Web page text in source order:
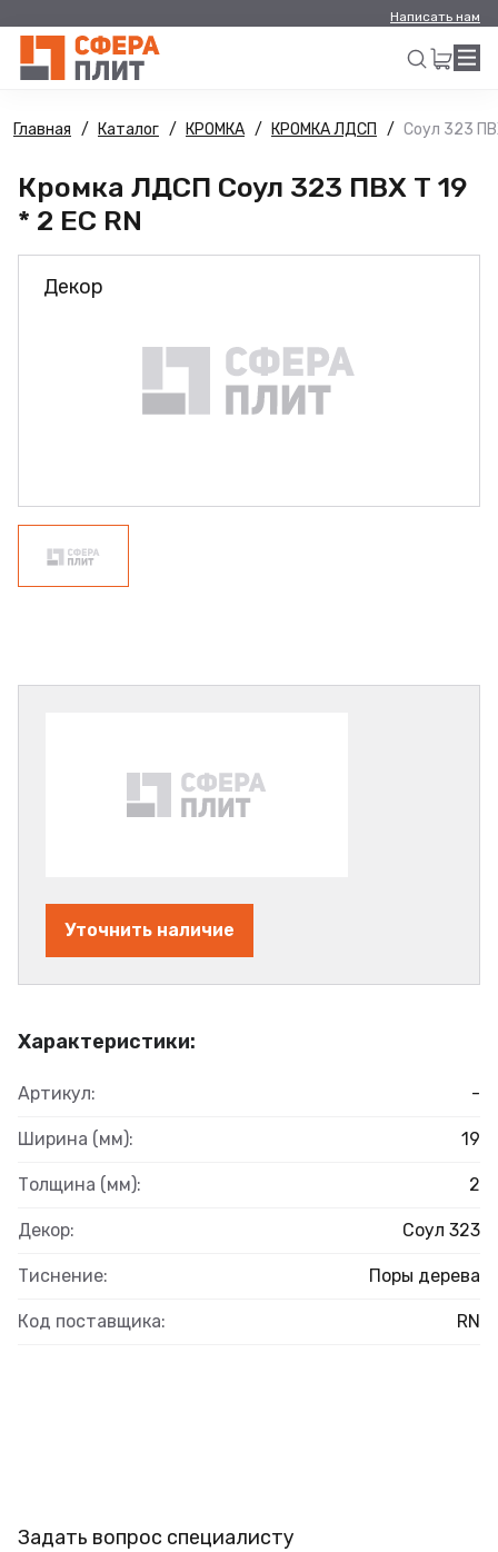
Написать нам
Искать
Главная Каталог КРОМКА КРОМКА ЛДСП Соул 323
Кромка ЛДСП Соул 323 ПВХ Т 19
* 2 ЕС RN
Декор
Характеристики:
Артикул: -
Ширина (мм): 19
Толщина (мм): 2
Декор: Соул 323
Тиснение: Поры дерева
Код поставщика: RN
Уточнить наличие
Задать вопрос специалисту